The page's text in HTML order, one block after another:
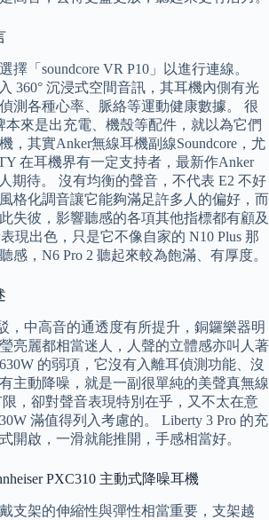
擇「soundcore VR P10」以進行連線。
360° 沉浸式空間音訊，其耳機內側有光
測各種心率、脈絡等運動健康數據。 很
本來是出充電、機殼等配件，就以為它們
，其實Anker無線耳機副線Soundcore，尤
在耳機界有一定支持者，最新作Anker
期待。 沒有均衡的聲音，不代表 E2 不好
格化調音讓它能夠滿足許多人的偏好，而
失彼，影響聽感的各項其他指標都有顧及
現出色，只是它不像自家的 N10 Plus 那
感，N6 Pro 2 聽起來較為飽滿、有厚度。
，中高音的通透度有所提升，銅鑼樂器明
亮麗都相當迷人，人聲的立體感亦叫人著
的弱項，它沒有入離耳偵測功能、沒
主動降噪，就是一副很單純的美聲真無線
，卻對聲音表現特別在乎，又不太在意
滿值得列入考慮的。 Liberty 3 Pro 的充
開啟，一滑就能推開，手感相當好。
PXC310 主動式降噪耳機
支架的伸縮性與彈性相當重要，支架越